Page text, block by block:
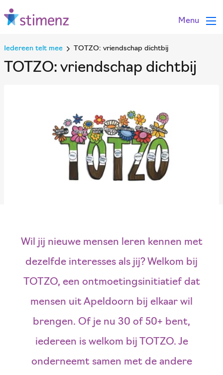
Menu
Iedereen telt mee TOTZO: vriendschap dichtbij
TOTZO: vriendschap dichtbij
Wil jij nieuwe mensen leren kennen met
dezelfde interesses als jij? Welkom bij
TOTZO, een ontmoetingsinitiatief dat
mensen uit Apeldoorn bij elkaar wil
brengen. Of je nu 30 of 50+ bent,
iedereen is welkom bij TOTZO. Je
onderneemt samen met de andere